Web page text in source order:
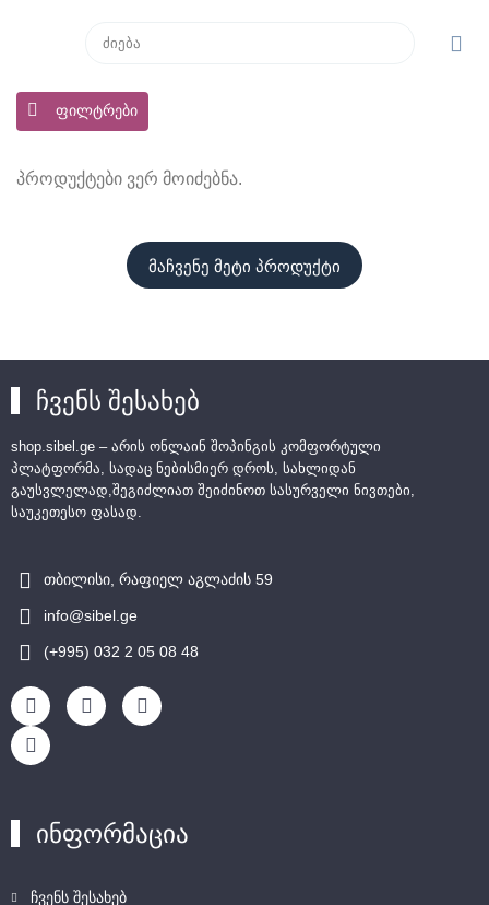
ფილტრები
პროდუქტები ვერ მოიძებნა.
მაჩვენე მეტი პროდუქტი
ჩვენს შესახებ
shop.sibel.ge – არის ონლაინ შოპინგის კომფორტული
პლატფორმა, სადაც ნებისმიერ დროს, სახლიდან
გაუსვლელად,შეგიძლიათ შეიძინოთ სასურველი ნივთები,
საუკეთესო ფასად.
თბილისი, რაფიელ აგლაძის 59
info@sibel.ge
(+995) 032 2 05 08 48
ინფორმაცია
ჩვენს შესახებ